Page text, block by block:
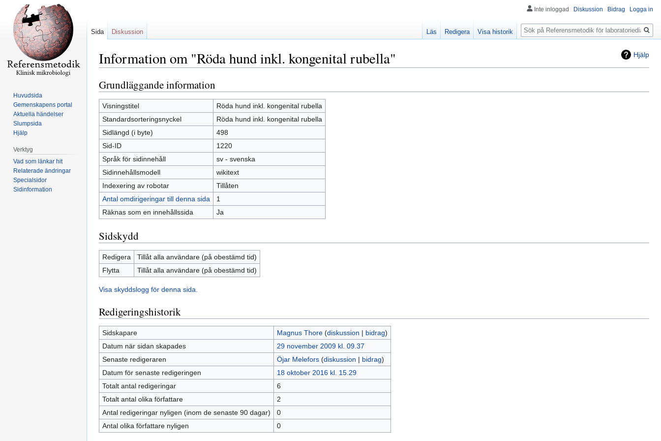
Hjälp
Information om "Röda hund inkl. kongenital rubella"
Hoppa
till
navigering
Hoppa
till
sök
Grundläggande information
Visningstitel
Röda hund inkl. kongenital rubella
Standardsorteringsnyckel
Röda hund inkl. kongenital rubella
Sidlängd (i byte)
498
Sid-ID
1220
Språk för sidinnehåll
sv - svenska
Sidinnehållsmodell
wikitext
Indexering av robotar
Tillåten
Antal omdirigeringar till denna sida
1
Räknas som en innehållssida
Ja
Sidskydd
Redigera
Tillåt alla användare (på obestämd tid)
Flytta
Tillåt alla användare (på obestämd tid)
Visa skyddslogg för denna sida.
Redigeringshistorik
Sidskapare Magnus Thore (diskussion | bidrag)
Datum när sidan skapades
29 november 2009 kl. 09.37
Senaste redigeraren
Öjar Melefors (diskussion | bidrag)
Datum för senaste redigeringen
18 oktober 2016 kl. 15.29
Totalt antal redigeringar
6
Totalt antal olika författare
2
Antal redigeringar nyligen (inom de senaste 90 dagar)
0
Antal olika författare nyligen
0
Inte inloggad Diskussion Bidrag Logga in
Sida Diskussion Läs Redigera Visa historik
Sök
Huvudsida
Gemenskapens portal
Aktuella händelser
Slumpsida
Hjälp
Verktyg
Vad som länkar hit
Relaterade ändringar
Specialsidor
Sidinformation